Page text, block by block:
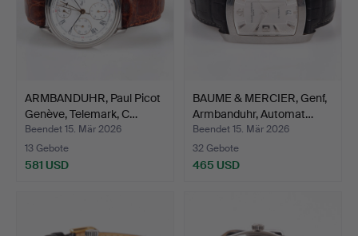
ARMBANDUHR, Paul Picot
Genève, Telemark, C…
Beendet 15. Mär 2026
13 Gebote
581 USD
BAUME & MERCIER, Genf,
Armbanduhr, Automat…
Beendet 15. Mär 2026
32 Gebote
465 USD